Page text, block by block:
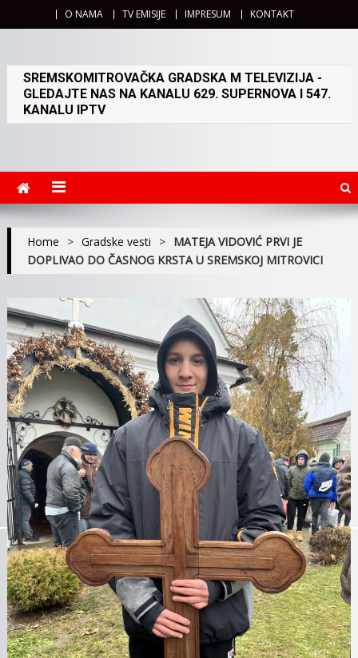
O NAMA TV EMISIJE IMPRESUM KONTAKT
SREMSKOMITROVAČKA GRADSKA M TELEVIZIJA -
GLEDAJTE NAS NA KANALU 629. SUPERNOVA I 547.
KANALU IPTV
Home > Gradske vesti > MATEJA VIDOVIĆ PRVI JE
DOPLIVAO DO ČASNOG KRSTA U SREMSKOJ MITROVICI